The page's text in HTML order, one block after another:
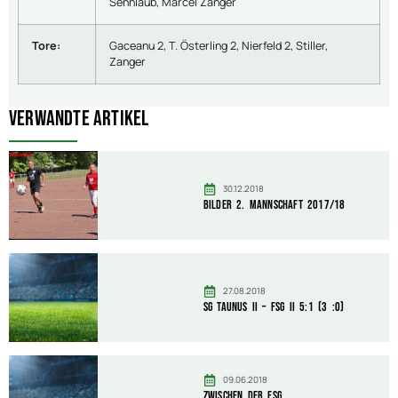
Tore:
Gaceanu 2, T. Österling 2, Nierfeld 2, Stiller,
Zanger
Verwandte Artikel
30.12.2018
Bilder 2. Mannschaft 2017/18
27.08.2018
SG Taunus II – FSG II 5:1 (3 :0)
09.06.2018